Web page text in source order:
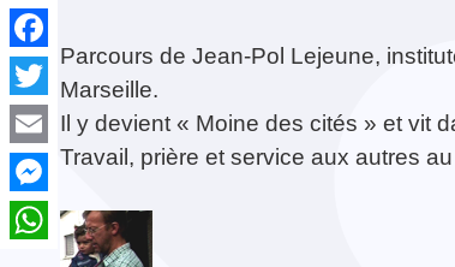
On change de site web !
Avec Carlo
route pour
l’Espérance
Rassemblement
Diocésain des Jeunes
2017
Laudato Si’
Contact & Équipe Formation Croisillon
Parcours de Jean-Pol Lejeune,
Marseille.
Il y devient « Moine des cités » et vit
Travail, prière et service aux autres
Facebook
Twitter
Email
Messenger
WhatsApp